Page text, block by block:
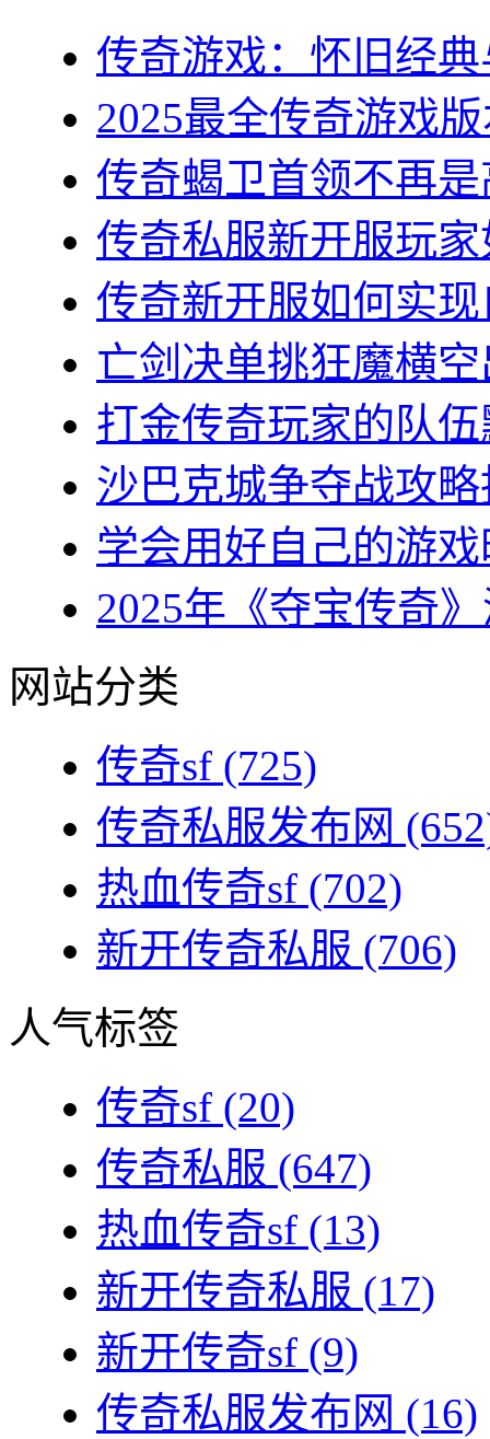
传奇游戏：怀旧经
2025最全传奇游戏
传奇蝎卫首领不再
传奇私服新开服玩
传奇新开服如何实
亡剑决单挑狂魔横
打金传奇玩家的队
沙巴克城争夺战攻
学会用好自己的游
2025年《夺宝传奇
网站分类
传奇sf (725)
传奇私服发布网
热血传奇sf (702)
新开传奇私服 (706)
人气标签
传奇sf (20)
传奇私服 (647)
热血传奇sf (13)
新开传奇私服 (17)
新开传奇sf (9)
传奇私服发布网 (16)